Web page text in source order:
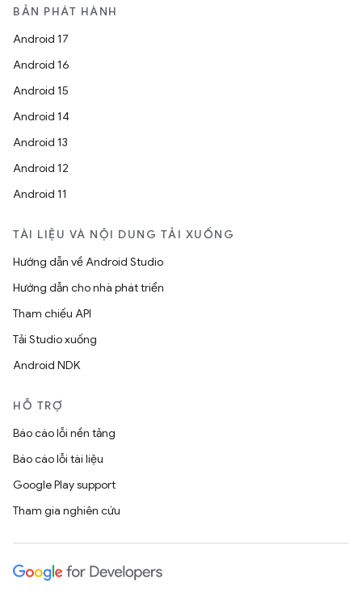
BẢN PHÁT HÀNH
Android 17
Android 16
Android 15
Android 14
Android 13
Android 12
Android 11
TÀI LIỆU VÀ NỘI DUNG TẢI XUỐNG
Hướng dẫn về Android Studio
Hướng dẫn cho nhà phát triển
Tham chiếu API
Tải Studio xuống
Android NDK
HỖ TRỢ
Báo cáo lỗi nền tảng
Báo cáo lỗi tài liệu
Google Play support
Tham gia nghiên cứu